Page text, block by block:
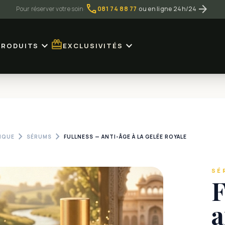
Pour réserver votre soin· call081 74 88 77·ou en ligne 24h/24 arrow_forward
expand_more redeemEXCLUSIVITÉS expand_more
chevron_right SÉRUMS chevron_right FULLNESS — ANTI-ÂGE À LA GELÉE ROYALE